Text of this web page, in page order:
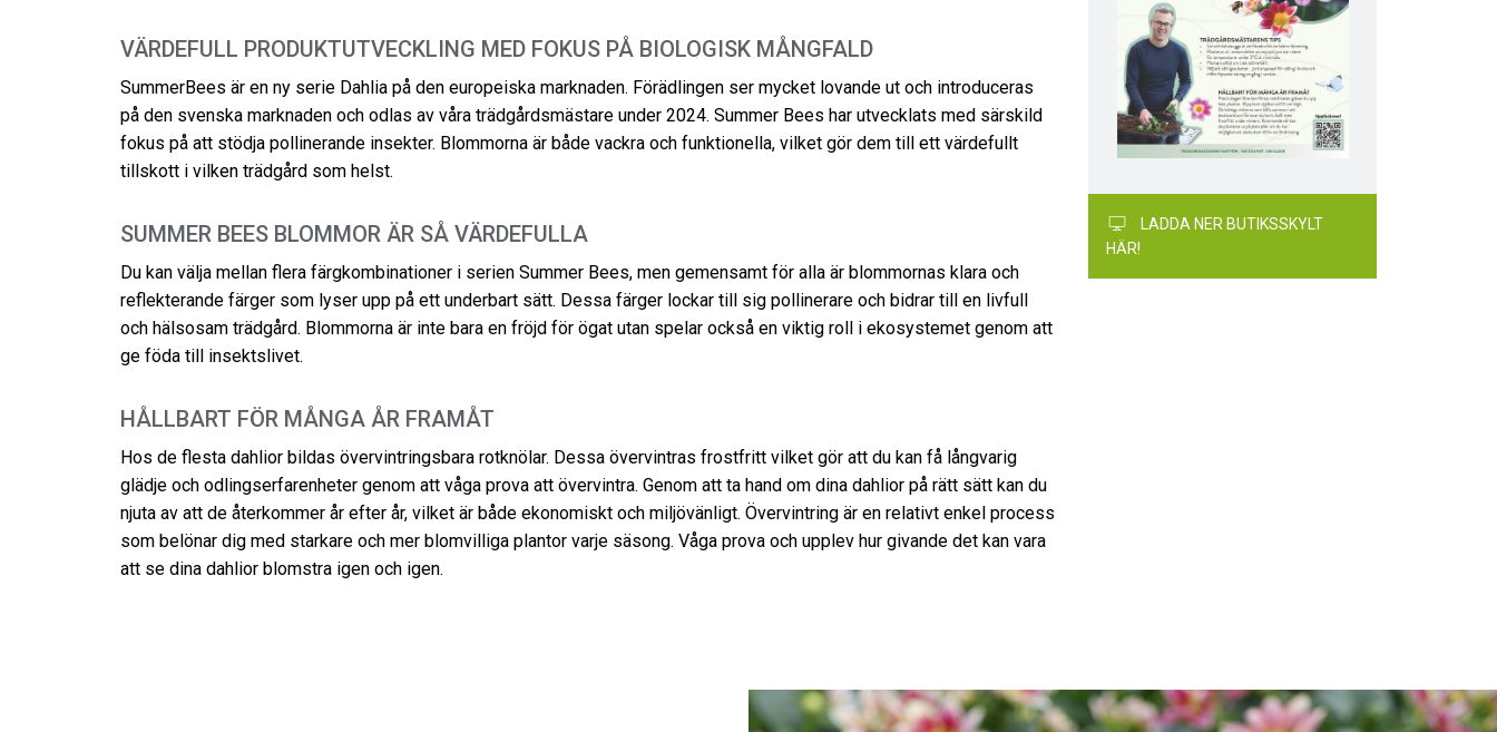
VÄRDEFULL PRODUKTUTVECKLING MED FOKUS PÅ BIOLOGISK MÅNGFALD
SummerBees är en ny serie Dahlia på den europeiska marknaden. Förädlingen ser mycket lovande ut och introduceras
på den svenska marknaden och odlas av våra trädgårdsmästare under 2024. Summer Bees har utvecklats med särskild
fokus på att stödja pollinerande insekter. Blommorna är både vackra och funktionella, vilket gör dem till ett värdefullt
tillskott i vilken trädgård som helst.
SUMMER BEES BLOMMOR ÄR SÅ VÄRDEFULLA
Du kan välja mellan flera färgkombinationer i serien Summer Bees, men gemensamt för alla är blommornas klara och
reflekterande färger som lyser upp på ett underbart sätt. Dessa färger lockar till sig pollinerare och bidrar till en livfull
och hälsosam trädgård. Blommorna är inte bara en fröjd för ögat utan spelar också en viktig roll i ekosystemet genom att
ge föda till insektslivet.
HÅLLBART FÖR MÅNGA ÅR FRAMÅT
Hos de flesta dahlior bildas övervintringsbara rotknölar. Dessa övervintras frostfritt vilket gör att du kan få långvarig
glädje och odlingserfarenheter genom att våga prova att övervintra. Genom att ta hand om dina dahlior på rätt sätt kan du
njuta av att de återkommer år efter år, vilket är både ekonomiskt och miljövänligt. Övervintring är en relativt enkel process
som belönar dig med starkare och mer blomvilliga plantor varje säsong. Våga prova och upplev hur givande det kan vara
att se dina dahlior blomstra igen och igen.
LADDA NER BUTIKSSKYLT
HÄR!